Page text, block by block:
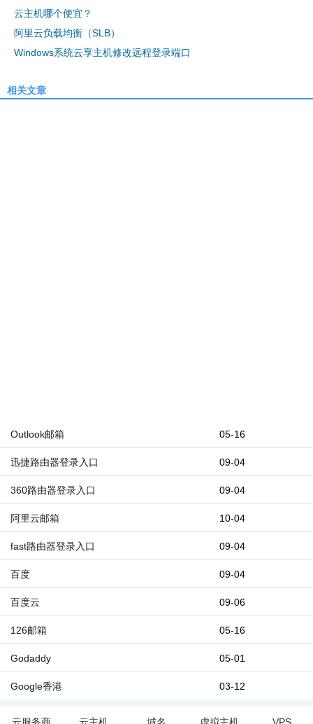
云主机哪个便宜？
阿里云负载均衡（SLB）
Windows系统云享主机修改远程登录端口
相关文章
05-16
Outlook邮箱
09-04
迅捷路由器登录入口
09-04
360路由器登录入口
10-04
阿里云邮箱
09-04
fast路由器登录入口
09-04
百度
09-06
百度云
05-16
126邮箱
05-01
Godaddy
03-12
Google香港